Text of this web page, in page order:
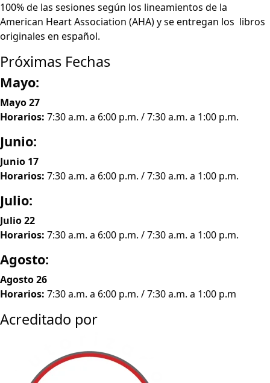
100% de las sesiones según los lineamientos de la
American Heart Association (AHA) y se entregan los libros
originales en español.
Próximas Fechas
Mayo:
Mayo 27
Horarios: 7:30 a.m. a 6:00 p.m. / 7:30 a.m. a 1:00 p.m.
Junio:
Junio 17
Horarios: 7:30 a.m. a 6:00 p.m. / 7:30 a.m. a 1:00 p.m.
Julio:
Julio 22
Horarios: 7:30 a.m. a 6:00 p.m. / 7:30 a.m. a 1:00 p.m.
Agosto:
Agosto26
Horarios: 7:30 a.m. a 6:00 p.m. / 7:30 a.m. a 1:00 p.m
Acreditado por